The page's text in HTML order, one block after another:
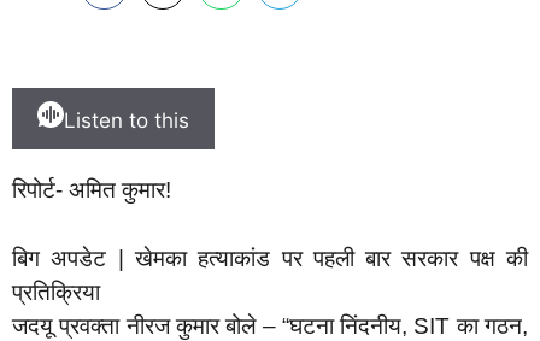
Listen to this
रिपोर्ट- अमित कुमार!
बिग अपडेट | खेमका हत्याकांड पर पहली बार सरकार पक्ष की
प्रतिक्रिया
जदयू प्रवक्ता नीरज कुमार बोले – “घटना निंदनीय, SIT का गठन,